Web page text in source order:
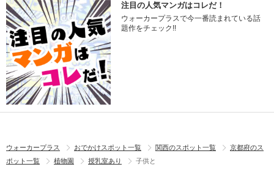
注目の人気マンガはコレだ！
ウォーカープラスで今一番読まれている話
題作をチェック!!
ウォーカープラス おでかけスポット一覧 関西のスポット一覧
京都府のス
ポット一覧
植物園 授乳室あり 子供と